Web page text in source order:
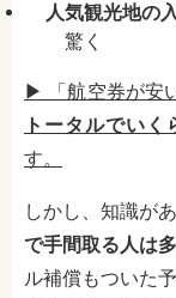
人気観光地の
驚く
▶ 「航空券が安
トータルでい
す。
しかし、知識が
で手間取る人は
ル補償もついた